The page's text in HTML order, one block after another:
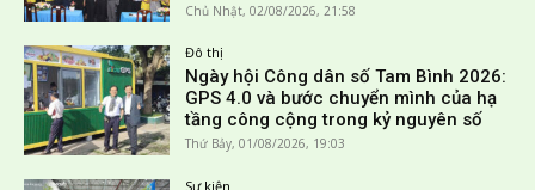
Chủ Nhật, 02/08/2026, 21:58
Đô thị
Ngày hội Công dân số Tam Bình 2026:
GPS 4.0 và bước chuyển mình của hạ
tầng công cộng trong kỷ nguyên số
Thứ Bảy, 01/08/2026, 19:03
Sự kiện